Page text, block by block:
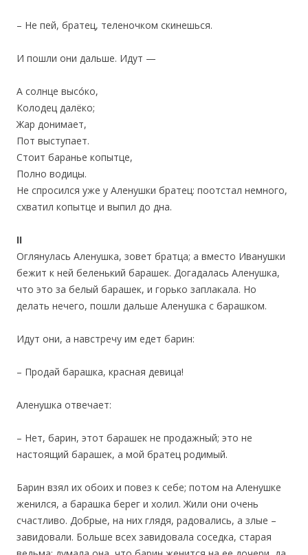
– Не пей, братец, теленочком скинешься.
И пошли они дальше. Идут —
А солнце высóко,
Колодец далёко;
Жар донимает,
Пот выступает.
Стоит баранье копытце,
Полно водицы.
Не спросился уже у Аленушки братец: поотстал немного,
схватил копытце и выпил до дна.
II
Оглянулась Аленушка, зовет братца; а вместо Иванушки
бежит к ней беленький барашек. Догадалась Аленушка,
что это за белый барашек, и горько заплакала. Но
делать нечего, пошли дальше Аленушка с барашком.
Идут они, а навстречу им едет барин:
– Продай барашка, красная девица!
Аленушка отвечает:
– Нет, барин, этот барашек не продажный; это не
настоящий барашек, а мой братец родимый.
Барин взял их обоих и повез к себе; потом на Аленушке
женился, а барашка берег и холил. Жили они очень
счастливо. Добрые, на них глядя, радовались, а злые –
завидовали. Больше всех завидовала соседка, старая